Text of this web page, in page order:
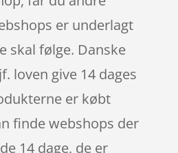
er underlagt
skal følge. Danske
loven give 14 dages
er købt
finde webshops der
14 dage, de er